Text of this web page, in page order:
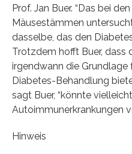
Prof. Jan Buer. “Das bei
Mäusestämmen
dasselbe, das den
Trotzdem hofft Buer, dass
irgendwann die
Diabetes-Behandlung
sagt Buer, “könnte
Autoimmunerkrankungen
Hinweis